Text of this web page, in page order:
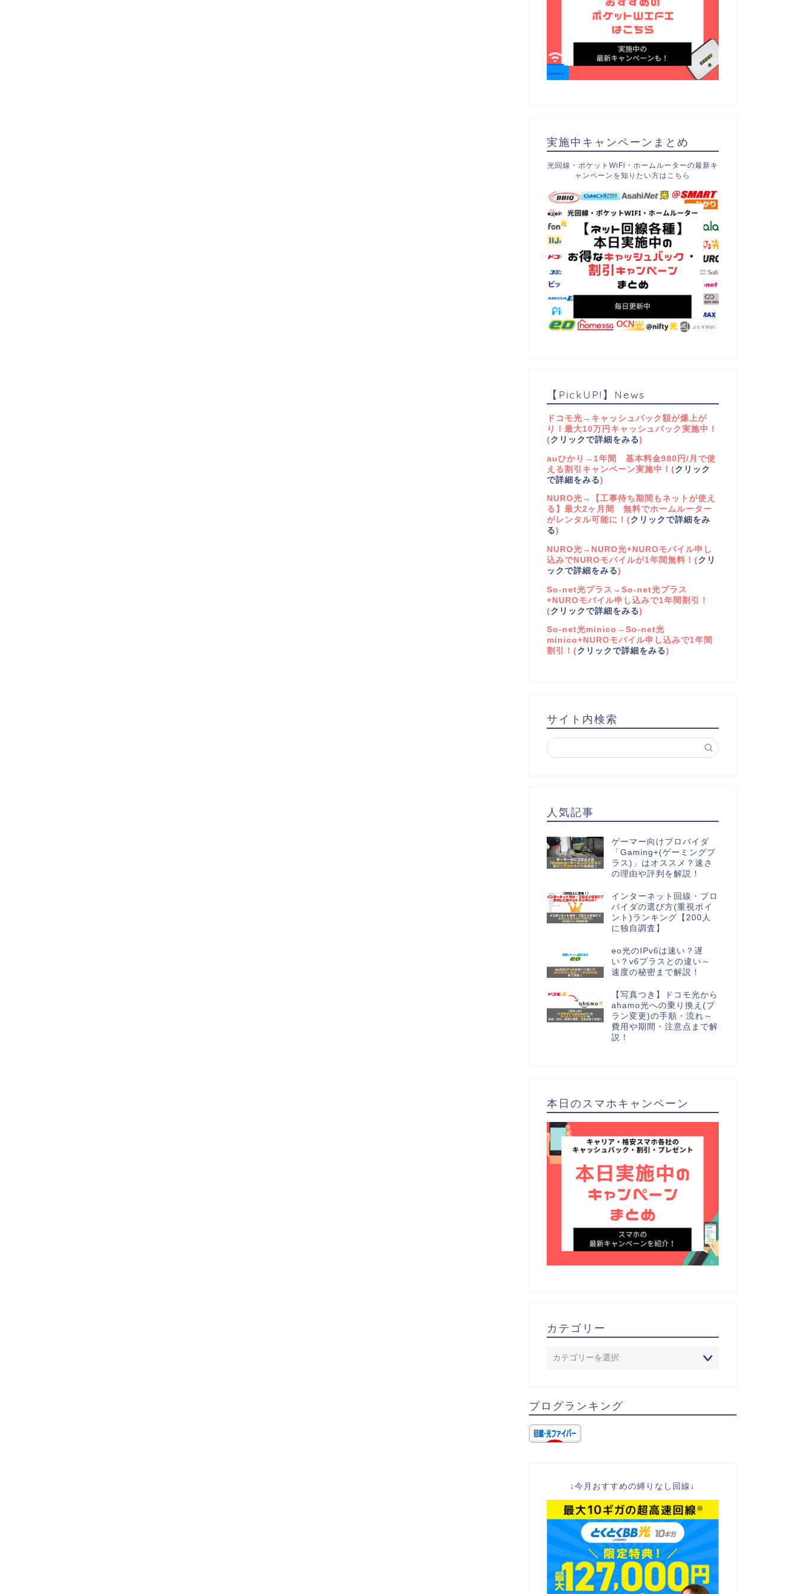
実施中キャンペーンまとめ
光回線・ポケットWiFi・ホームルーターの最新キ
ャンペーンを知りたい方はこちら
【PickUP!】News
ドコモ光→キャッシュバック額が爆上が
り！最大10万円キャッシュバック実施中！
(クリックで詳細をみる)
auひかり→1年間 基本料金980円/月で使
える割引キャンペーン実施中！(クリック
で詳細をみる)
NURO光→【工事待ち期間もネットが使え
る】最大2ヶ月間 無料でホームルーター
がレンタル可能に！(クリックで詳細をみ
る)
NURO光→NURO光+NUROモバイル申し
込みでNUROモバイルが1年間無料！(クリ
ックで詳細をみる)
So-net光プラス→So-net光プラス
+NUROモバイル申し込みで1年間割引！
(クリックで詳細をみる)
So-net光minico→So-net光
minico+NUROモバイル申し込みで1年間
割引！(クリックで詳細をみる)
サイト内検索
人気記事
ゲーマー向けプロバイダ
「Gaming+(ゲーミングプ
ラス)」はオススメ？速さ
の理由や評判を解説！
インターネット回線・プロ
バイダの選び方(重視ポイ
ント)ランキング【200人
に独自調査】
eo光のIPv6は速い？遅
い？v6プラスとの違い～
速度の秘密まで解説！
【写真つき】ドコモ光から
ahamo光への乗り換え(プ
ラン変更)の手順・流れ～
費用や期間・注意点まで解
説！
本日のスマホキャンペーン
カテゴリー
ブログランキング
↓今月おすすめの縛りなし回線↓